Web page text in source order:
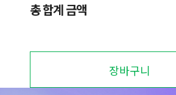
총 합계 금액
장바구니